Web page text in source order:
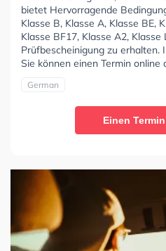
bietet Hervorragende
Klasse B, Klasse A, Klasse BE,
Klasse BF17, Klasse A2,
Prüfbescheinigung zu erhalten.
Sie können einen Termin online
German
Einen